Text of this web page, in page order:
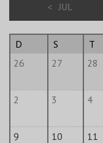
< JUL
D S T
26
27 28
2 3 4
9 10 11